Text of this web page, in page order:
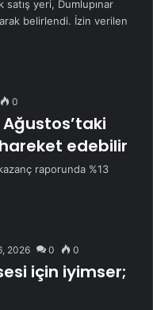
yeri, Dumlupınar
belirlendi. İzin verilen
0
edebilir
raporunda %13
2026 0 0
için iyimser;